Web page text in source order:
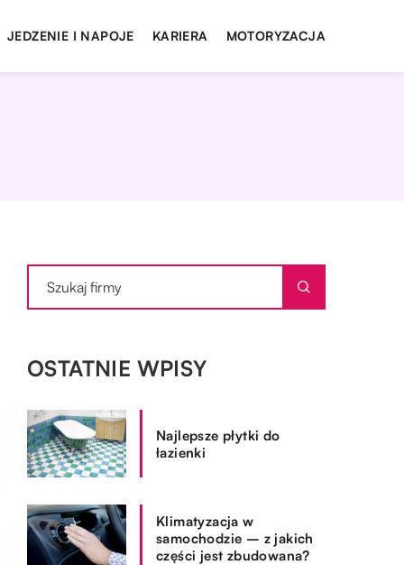
JEDZENIE I NAPOJE KARIERA MOTORYZACJA
OSTATNIE WPISY
Najlepsze płytki do
łazienki
Klimatyzacja w
samochodzie – z jakich
części jest zbudowana?